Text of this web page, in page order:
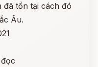
đã tồn tại cách đó
Âu.